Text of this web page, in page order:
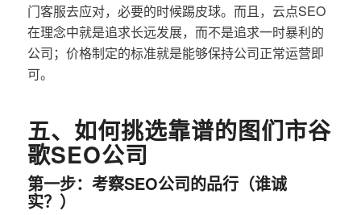
门客服去应对，必要的时候踢皮球。而且，云点SEO
在理念中就是追求长远发展，而不是追求一时暴利的
公司；价格制定的标准就是能够保持公司正常运营即
可。
五、如何挑选靠谱的图们市谷
歌SEO公司
第一步：考察SEO公司的品行（谁诚
实？）